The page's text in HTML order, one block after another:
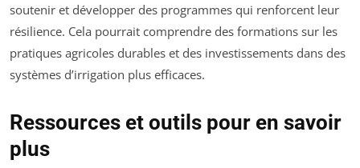
soutenir et développer des programmes qui renforcent leur
résilience. Cela pourrait comprendre des formations sur les
pratiques agricoles durables et des investissements dans des
systèmes d’irrigation plus efficaces.
Ressources et outils pour en savoir
plus